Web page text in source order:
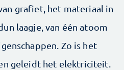
grafiet, het materiaal in
laagje, van één atoom
Zo is het
geleidt het elektriciteit.